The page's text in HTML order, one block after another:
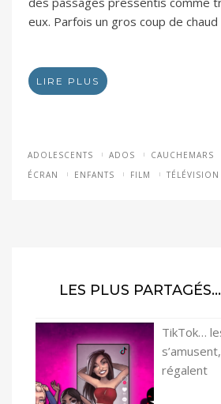
eux. Parfois un gros coup de
LIRE PLUS
ADOLESCENTS ADOS CAUCHEMARS
ÉCRAN
ENFANTS FILM TÉLÉVISION
LES PLUS PARTAGÉS…
TikTok…
régalent